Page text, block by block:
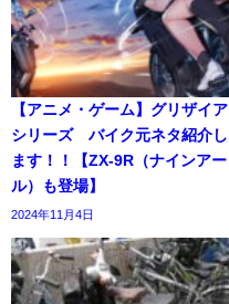
【アニメ・ゲーム】グリザイア
シリーズ バイク元ネタ紹介し
ます！！【ZX-9R（ナインアー
ル）も登場】
2024年11月4日